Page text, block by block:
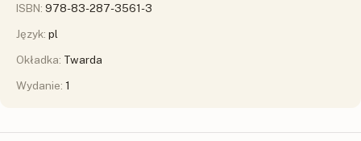
ISBN: 978-83-287-3561-3
Język: pl
Okładka: Twarda
Wydanie: 1